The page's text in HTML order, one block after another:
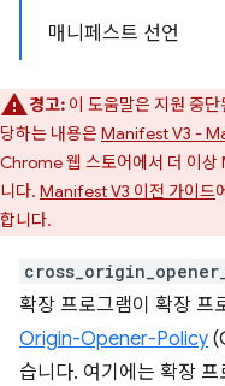
매니페스트 선언
경고: 이 도움말은 지원 중
당하는 내용은Manifest V3 -
Chrome 웹 스토어에서 더 이
니다. Manifest V3 이전 가이드
합니다.
확장 프로그램이 확장 프
Origin-Opener-Policy
습니다. 여기에는 확장